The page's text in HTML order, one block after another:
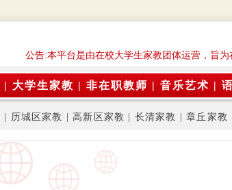
公告:本平台是由在校大学生家教团体运营，旨
| 大学生家教 | 非在职教师 | 音乐艺术 |
历城区家教 高新区家教 长清家教 |章丘家教